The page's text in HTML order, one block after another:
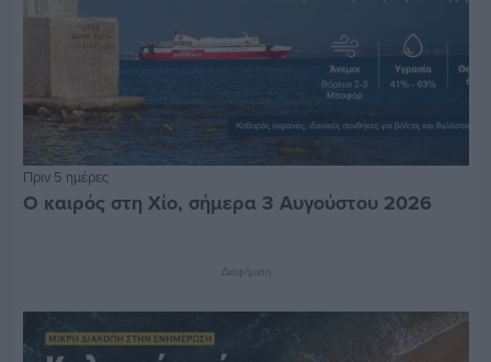
Πριν 5 ημέρες
Ο καιρός στη Χίο, σήμερα 3 Αυγούστου 2026
Διαφήμιση